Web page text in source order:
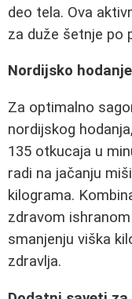
deo tela. Ova
za duže šetnje po
Nordijsko
Za optimalno
nordijskog
135 otkucaja u
radi na jačanju
kilograma.
zdravom
smanjenju viška
zdravlja.